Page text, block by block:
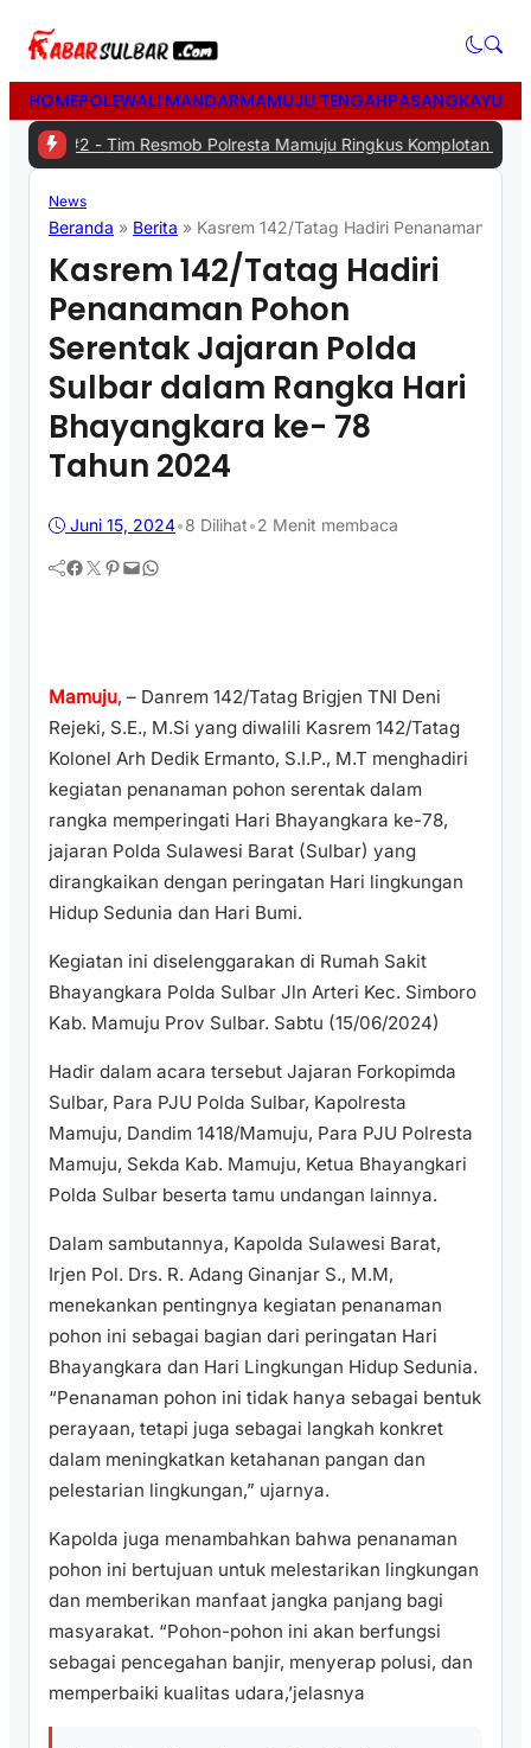
HOMEPOLEWALI MANDARMAMUJU TENGAHPASANGKAYU
#2 - Tim Resmob Polresta Mamuju Ringkus Komplotan Spesialis
News
Beranda » Berita » Kasrem 142/Tatag Hadiri Penanaman
Kasrem 142/Tatag Hadiri
Penanaman Pohon
Serentak Jajaran Polda
Sulbar dalam Rangka Hari
Bhayangkara ke- 78
Tahun 2024
Juni 15, 2024•8 Dilihat•2 Menit membaca
Facebook Twitter Pinterest Mail WhatsApp
Mamuju, – Danrem 142/Tatag Brigjen TNI Deni
Rejeki, S.E., M.Si yang diwalili Kasrem 142/Tatag
Kolonel Arh Dedik Ermanto, S.I.P., M.T menghadiri
kegiatan penanaman pohon serentak dalam
rangka memperingati Hari Bhayangkara ke-78,
jajaran Polda Sulawesi Barat (Sulbar) yang
dirangkaikan dengan peringatan Hari lingkungan
Hidup Sedunia dan Hari Bumi.
Kegiatan ini diselenggarakan di Rumah Sakit
Bhayangkara Polda Sulbar Jln Arteri Kec. Simboro
Kab. Mamuju Prov Sulbar. Sabtu (15/06/2024)
Hadir dalam acara tersebut Jajaran Forkopimda
Sulbar, Para PJU Polda Sulbar, Kapolresta
Mamuju, Dandim 1418/Mamuju, Para PJU Polresta
Mamuju, Sekda Kab. Mamuju, Ketua Bhayangkari
Polda Sulbar beserta tamu undangan lainnya.
Dalam sambutannya, Kapolda Sulawesi Barat,
Irjen Pol. Drs. R. Adang Ginanjar S., M.M,
menekankan pentingnya kegiatan penanaman
pohon ini sebagai bagian dari peringatan Hari
Bhayangkara dan Hari Lingkungan Hidup Sedunia.
“Penanaman pohon ini tidak hanya sebagai bentuk
perayaan, tetapi juga sebagai langkah konkret
dalam meningkatkan ketahanan pangan dan
pelestarian lingkungan,” ujarnya.
Kapolda juga menambahkan bahwa penanaman
pohon ini bertujuan untuk melestarikan lingkungan
dan memberikan manfaat jangka panjang bagi
masyarakat. “Pohon-pohon ini akan berfungsi
sebagai pencegahan banjir, menyerap polusi, dan
memperbaiki kualitas udara,’jelasnya